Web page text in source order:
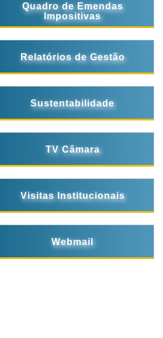
Quadro de Emendas
Impositivas
Relatórios de Gestão
Sustentabilidade
TV Câmara
Visitas Institucionais
Webmail